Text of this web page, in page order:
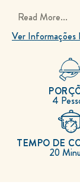
Read More...
Ver Informações
4
20
TEMPO DE